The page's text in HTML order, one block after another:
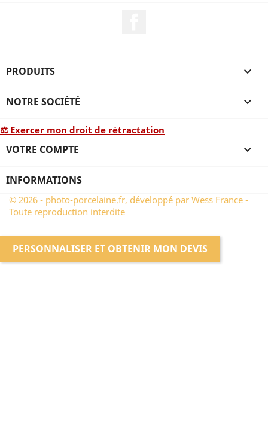
PRODUITS 
NOTRE SOCIÉTÉ 
⚖ Exercer mon droit de rétractation
VOTRE COMPTE 
INFORMATIONS
© 2026 - photo-porcelaine.fr, développé par Wess France -
Toute reproduction interdite
PERSONNALISER ET OBTENIR MON DEVIS